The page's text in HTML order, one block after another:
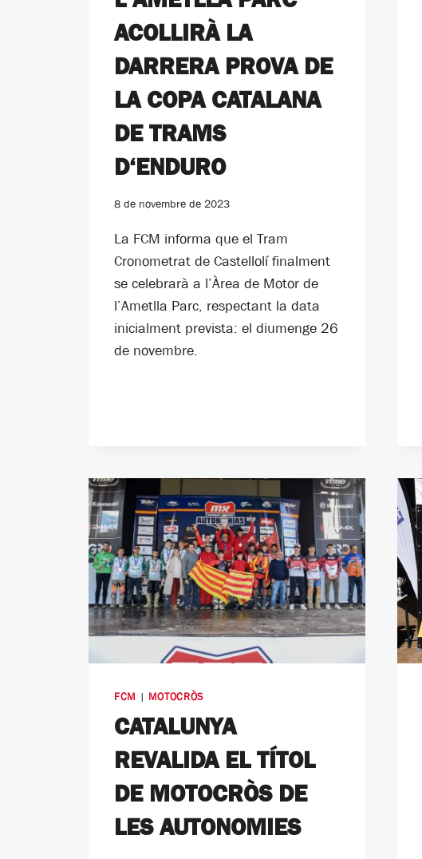
ACOLLIRÀ LA
DARRERA PROVA DE
LA COPA CATALANA
DE TRAMS
D‘ENDURO
8 de novembre de 2023
La FCM informa que el Tram
Cronometrat de Castellolí finalment
se celebrarà a l’Àrea de Motor de
l’Ametlla Parc, respectant la data
inicialment prevista: el diumenge 26
de novembre.
FCM | MOTOCRÒS
CATALUNYA
REVALIDA EL TÍTOL
DE MOTOCRÒS DE
LES AUTONOMIES